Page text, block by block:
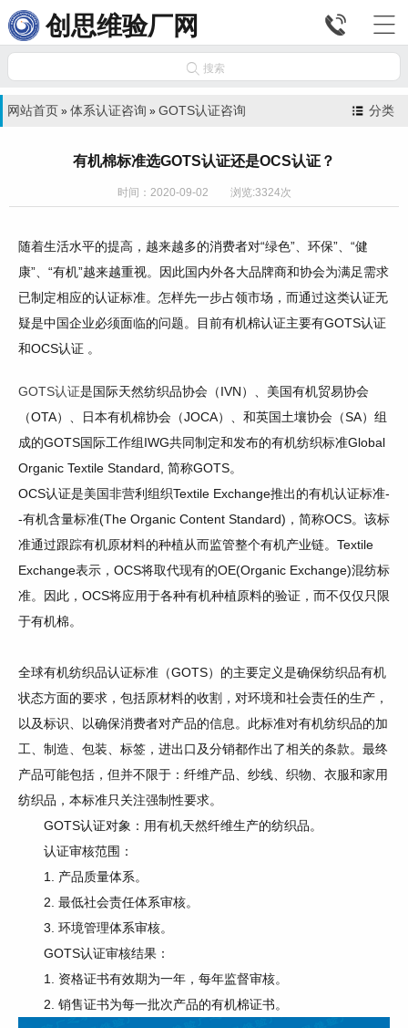
创思维验厂网 

 搜索
分类
网站首页 » 体系认证咨询 » GOTS认证咨询
有机棉标准选GOTS认证还是OCS认证？
时间：2020-09-02 浏览:3324次
随着生活水平的提高，越来越多的消费者对“绿色”、环保”、“健
康”、“有机”越来越重视。因此国内外各大品牌商和协会为满足需求
已制定相应的认证标准。怎样先一步占领市场，而通过这类认证无
疑是中国企业必须面临的问题。目前有机棉认证主要有GOTS认证
和OCS认证 。
GOTS认证是国际天然纺织品协会（IVN）、美国有机贸易协会
（OTA）、日本有机棉协会（JOCA）、和英国土壤协会（SA）组
成的GOTS国际工作组IWG共同制定和发布的有机纺织标准Global
Organic Textile Standard, 简称GOTS。
OCS认证是美国非营利组织Textile Exchange推出的有机认证标准-
-有机含量标准(The Organic Content Standard)，简称OCS。该标
准通过跟踪有机原材料的种植从而监管整个有机产业链。Textile
Exchange表示，OCS将取代现有的OE(Organic Exchange)混纺标
准。因此，OCS将应用于各种有机种植原料的验证，而不仅仅只限
于有机棉。
全球有机纺织品认证标准（GOTS）的主要定义是确保纺织品有机
状态方面的要求，包括原材料的收割，对环境和社会责任的生产，
以及标识、以确保消费者对产品的信息。 此标准对有机纺织品的加
工、制造、包装、标签，进出口及分销都作出了相关的条款。最终
产品可能包括，但并不限于：纤维产品、纱线、织物、衣服和家用
纺织品，本标准只关注强制性要求。
GOTS认证对象：用有机天然纤维生产的纺织品。
认证审核范围：
1. 产品质量体系。
2. 最低社会责任体系审核。
3. 环境管理体系审核。
GOTS认证审核结果：
1. 资格证书有效期为一年，每年监督审核。
2. 销售证书为每一批次产品的有机棉证书。